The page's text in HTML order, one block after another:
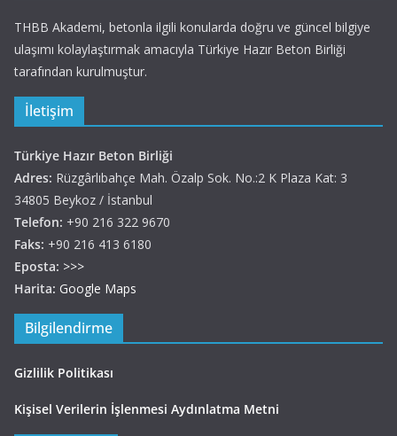
THBB Akademi, betonla ilgili konularda doğru ve güncel bilgiye
ulaşımı kolaylaştırmak amacıyla Türkiye Hazır Beton Birliği
tarafından kurulmuştur.
İletişim
Türkiye Hazır Beton Birliği
Adres: Rüzgârlıbahçe Mah. Özalp Sok. No.:2 K Plaza Kat: 3
34805 Beykoz / İstanbul
Telefon: +90 216 322 9670
Faks: +90 216 413 6180
Eposta: >>>
Harita: Google Maps
Bilgilendirme
Gizlilik Politikası
Kişisel Verilerin İşlenmesi Aydınlatma Metni